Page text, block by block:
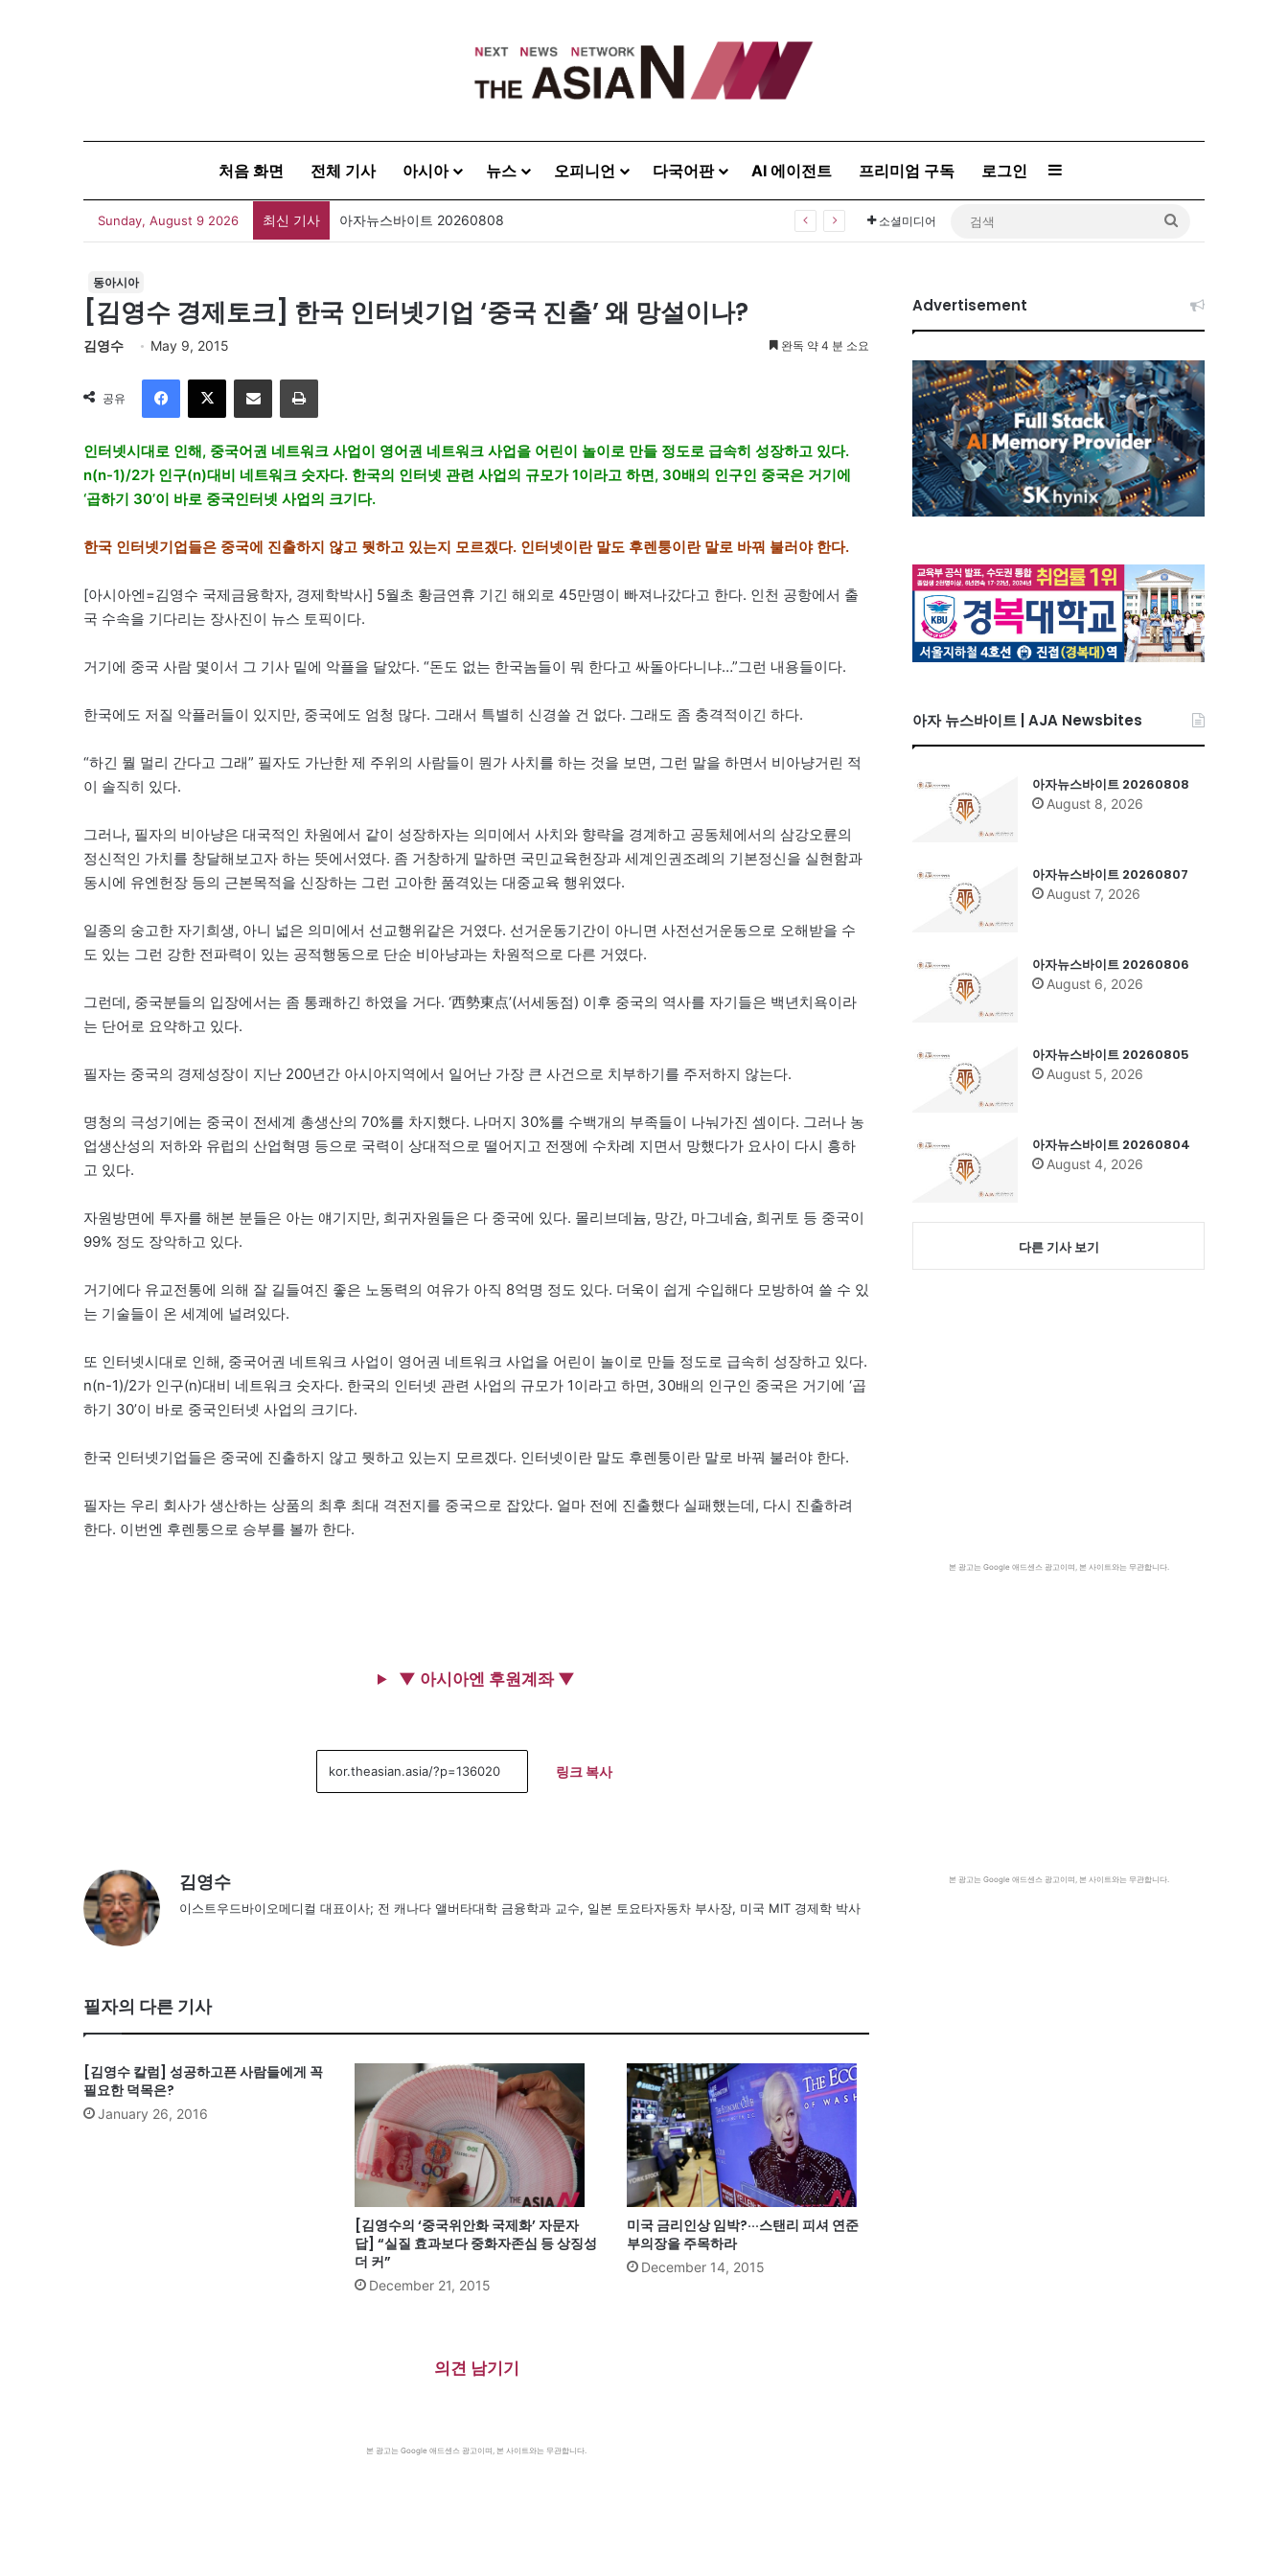
처음 화면 전체 기사 아시아 뉴스 오피니언 다국어판 AI 에이전트 프리미엄 구독 로그인 Sidebar
Sunday, August 9 2026 최신 기사 아자뉴스바이트 20260808 소셜미디어
동아시아
[김영수 경제토크] 한국 인터넷기업 ‘중국 진출’ 왜 망설이나?
김영수 May 9, 2015 완독 약 4 분 소요
공유
이메일
인터넷시대로 인해, 중국어권 네트워크 사업이 영어권 네트워크 사업을 어린이 놀이로 만들 정도로 급속히 성장하고 있다.
n(n-1)/2가 인구(n)대비 네트워크 숫자다. 한국의 인터넷 관련 사업의 규모가 1이라고 하면, 30배의 인구인 중국은 거기에
‘곱하기 30’이 바로 중국인터넷 사업의 크기다.
한국 인터넷기업들은 중국에 진출하지 않고 뭣하고 있는지 모르겠다. 인터넷이란 말도 후렌퉁이란 말로 바꿔 불러야 한다.
[아시아엔=김영수 국제금융학자, 경제학박사] 5월초 황금연휴 기긴 해외로 45만명이 빠져나갔다고 한다. 인천 공항에서 출
국 수속을 기다리는 장사진이 뉴스 토픽이다.
거기에 중국 사람 몇이서 그 기사 밑에 악플을 달았다. “돈도 없는 한국놈들이 뭐 한다고 싸돌아다니냐…”그런 내용들이다.
한국에도 저질 악플러들이 있지만, 중국에도 엄청 많다. 그래서 특별히 신경쓸 건 없다. 그래도 좀 충격적이긴 하다.
“하긴 뭘 멀리 간다고 그래” 필자도 가난한 제 주위의 사람들이 뭔가 사치를 하는 것을 보면, 그런 말을 하면서 비아냥거린 적
이 솔직히 있다.
그러나, 필자의 비아냥은 대국적인 차원에서 같이 성장하자는 의미에서 사치와 향략을 경계하고 공동체에서의 삼강오륜의
정신적인 가치를 창달해보고자 하는 뜻에서였다. 좀 거창하게 말하면 국민교육헌장과 세계인권조례의 기본정신을 실현함과
동시에 유엔헌장 등의 근본목적을 신장하는 그런 고아한 품격있는 대중교육 행위였다.
일종의 숭고한 자기희생, 아니 넓은 의미에서 선교행위같은 거였다. 선거운동기간이 아니면 사전선거운동으로 오해받을 수
도 있는 그런 강한 전파력이 있는 공적행동으로 단순 비아냥과는 차원적으로 다른 거였다.
그런데, 중국분들의 입장에서는 좀 통쾌하긴 하였을 거다. ‘西勢東点’(서세동점) 이후 중국의 역사를 자기들은 백년치욕이라
는 단어로 요약하고 있다.
필자는 중국의 경제성장이 지난 200년간 아시아지역에서 일어난 가장 큰 사건으로 치부하기를 주저하지 않는다.
명청의 극성기에는 중국이 전세계 총생산의 70%를 차지했다. 나머지 30%를 수백개의 부족들이 나눠가진 셈이다. 그러나 농
업생산성의 저하와 유럽의 산업혁명 등으로 국력이 상대적으로 떨어지고 전쟁에 수차례 지면서 망했다가 요사이 다시 흥하
고 있다.
자원방면에 투자를 해본 분들은 아는 얘기지만, 희귀자원들은 다 중국에 있다. 몰리브데늄, 망간, 마그네슘, 희귀토 등 중국이
99% 정도 장악하고 있다.
거기에다 유교전통에 의해 잘 길들여진 좋은 노동력의 여유가 아직 8억명 정도 있다. 더욱이 쉽게 수입해다 모방하여 쓸 수 있
는 기술들이 온 세계에 널려있다.
또 인터넷시대로 인해, 중국어권 네트워크 사업이 영어권 네트워크 사업을 어린이 놀이로 만들 정도로 급속히 성장하고 있다.
n(n-1)/2가 인구(n)대비 네트워크 숫자다. 한국의 인터넷 관련 사업의 규모가 1이라고 하면, 30배의 인구인 중국은 거기에 ‘곱
하기 30’이 바로 중국인터넷 사업의 크기다.
한국 인터넷기업들은 중국에 진출하지 않고 뭣하고 있는지 모르겠다. 인터넷이란 말도 후렌퉁이란 말로 바꿔 불러야 한다.
필자는 우리 회사가 생산하는 상품의 최후 최대 격전지를 중국으로 잡았다. 얼마 전에 진출했다 실패했는데, 다시 진출하려
한다. 이번엔 후렌퉁으로 승부를 볼까 한다.
▼ 아시아엔 후원계좌 ▼
링크 복사
김영수
이스트우드바이오메디컬 대표이사; 전 캐나다 앨버타대학 금융학과 교수, 일본 토요타자동차 부사장, 미국 MIT 경제학 박사
필자의 다른 기사
[김영수 칼럼] 성공하고픈 사람들에게 꼭
필요한 덕목은?
January 26, 2016
[김영수의 ‘중국위안화 국제화’ 자문자
답] “실질 효과보다 중화자존심 등 상징성
더 커”
December 21, 2015
미국 금리인상 임박?···스탠리 피셔 연준
부의장을 주목하라
December 14, 2015
의견 남기기
본 광고는 Google 애드센스 광고이며, 본 사이트와는 무관합니다.
Advertisement
아자 뉴스바이트 | AJA Newsbites
아자뉴스바이트 20260808
August 8, 2026
아자뉴스바이트 20260807
August 7, 2026
아자뉴스바이트 20260806
August 6, 2026
아자뉴스바이트 20260805
August 5, 2026
아자뉴스바이트 20260804
August 4, 2026
다른 기사 보기
본 광고는 Google 애드센스 광고이며, 본 사이트와는 무관합니다.
본 광고는 Google 애드센스 광고이며, 본 사이트와는 무관합니다.